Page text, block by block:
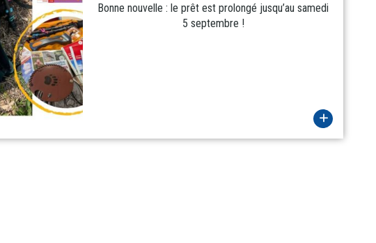
Bonne nouvelle : le prêt est prolongé jusqu’au samedi
5 septembre !